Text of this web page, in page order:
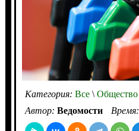
Категория: Все\Общество
Автор: Ведомости Время: